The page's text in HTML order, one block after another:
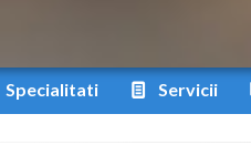
Specialitati Servicii